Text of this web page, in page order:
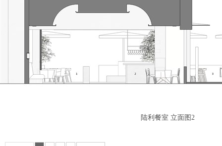
陆利餐室 立面图2